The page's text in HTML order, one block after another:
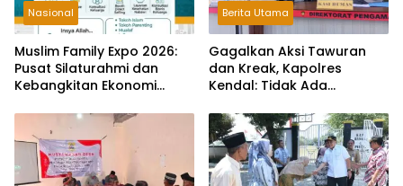
Nasional
Muslim Family Expo 2026:
Pusat Silaturahmi dan
Kebangkitan Ekonomi
Berita Utama
Gagalkan Aksi Tawuran
dan Kreak, Kapolres
Kendal: Tidak Ada
Pelaku Kejahatan Jalanan